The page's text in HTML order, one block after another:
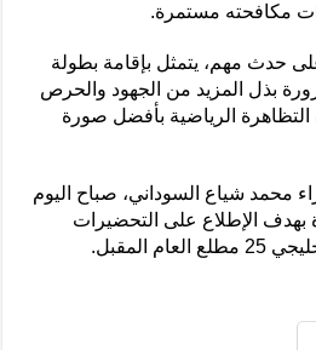
مكافحته مستمرة.
حدث مهم، يتمثل بإقامة بطولة
ضرورة بذل المزيد من الجهود والحرص
الرياضية بأفضل صورة
شياع السوداني، صباح اليوم
بهدف الإطلاع على التحضيرات
المقبل.